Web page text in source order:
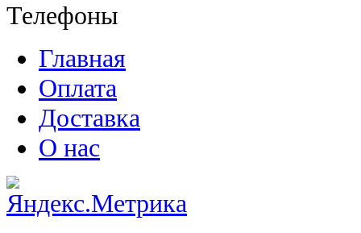
Телефоны
Главная
Оплата
Доставка
О нас